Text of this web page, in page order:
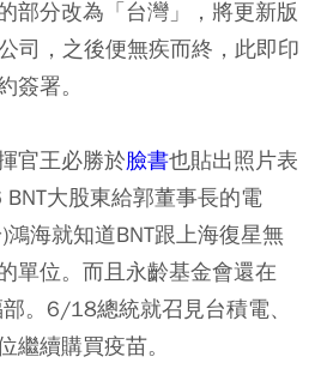
部分改為「台灣」，將更新版
司，之後便無疾而終，此即印
簽署。
官王必勝於臉書也貼出照片表
大股東給郭董事長的電
海就知道BNT跟上海復星無
單位。而且永齡基金會還在
。6/18總統就召見台積電、
繼續購買疫苗。